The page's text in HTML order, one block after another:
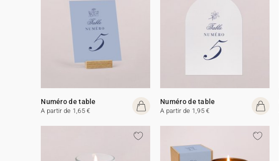
Numéro de table
A partir de 1,65 €
Numéro de table
A partir de 1,95 €